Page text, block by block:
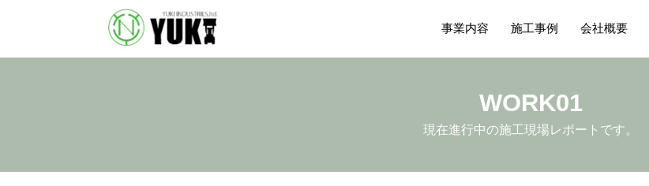
事業内容 施工事例 会社概要
WORK01
現在進行中の施工現場レポートです。